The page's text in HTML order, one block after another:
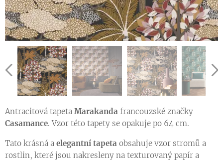
Ukázka vzoru tapety v jiné barevné variantě
Raport
Antracitová tapeta Marakanda francouzské značky
Casamance. Vzor této tapety se opakuje po 64 cm.
Tato krásná a elegantní tapeta obsahuje vzor stromů a
rostlin, které jsou nakresleny na texturovaný papír a